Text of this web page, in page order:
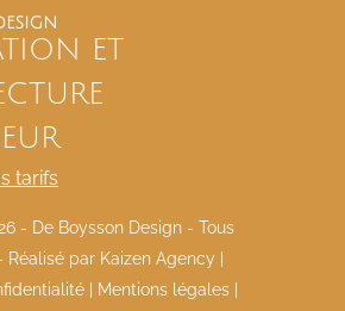
ET
tarifs
- De Boysson Design - Tous
Réalisé par Kaizen Agency
Mentions légales